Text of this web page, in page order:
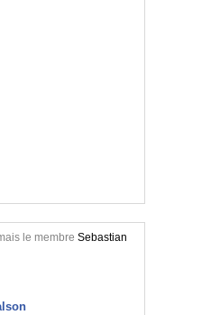
le membre Sebastian